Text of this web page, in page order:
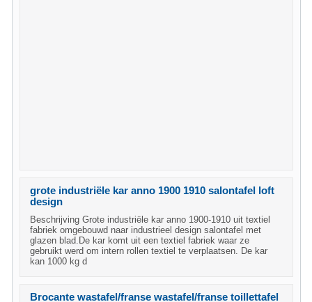
grote industriële kar anno 1900 1910 salontafel loft
design
Beschrijving Grote industriële kar anno 1900-1910 uit textiel
fabriek omgebouwd naar industrieel design salontafel met
glazen blad.De kar komt uit een textiel fabriek waar ze
gebruikt werd om intern rollen textiel te verplaatsen. De kar
kan 1000 kg d
Brocante wastafel/franse wastafel/franse toillettafel